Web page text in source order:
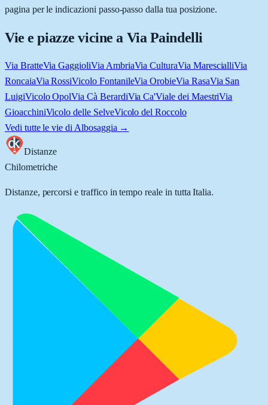
pagina per le indicazioni passo-passo dalla tua posizione.
Vie e piazze vicine a Via Paindelli
Via BratteVia GaggioliVia AmbriaVia CulturaVia MarescialliVia
RoncaiaVia RossiVicolo FontanileVia OrobieVia RasaVia San
LuigiVicolo OpolVia Cà BerardiVia Ca'Viale dei MaestriVia
GioacchiniVicolo delle SelveVicolo del Roccolo
Vedi tutte le vie di Albosaggia →
Distanze
Chilometriche
Distanze, percorsi e traffico in tempo reale in tutta Italia.